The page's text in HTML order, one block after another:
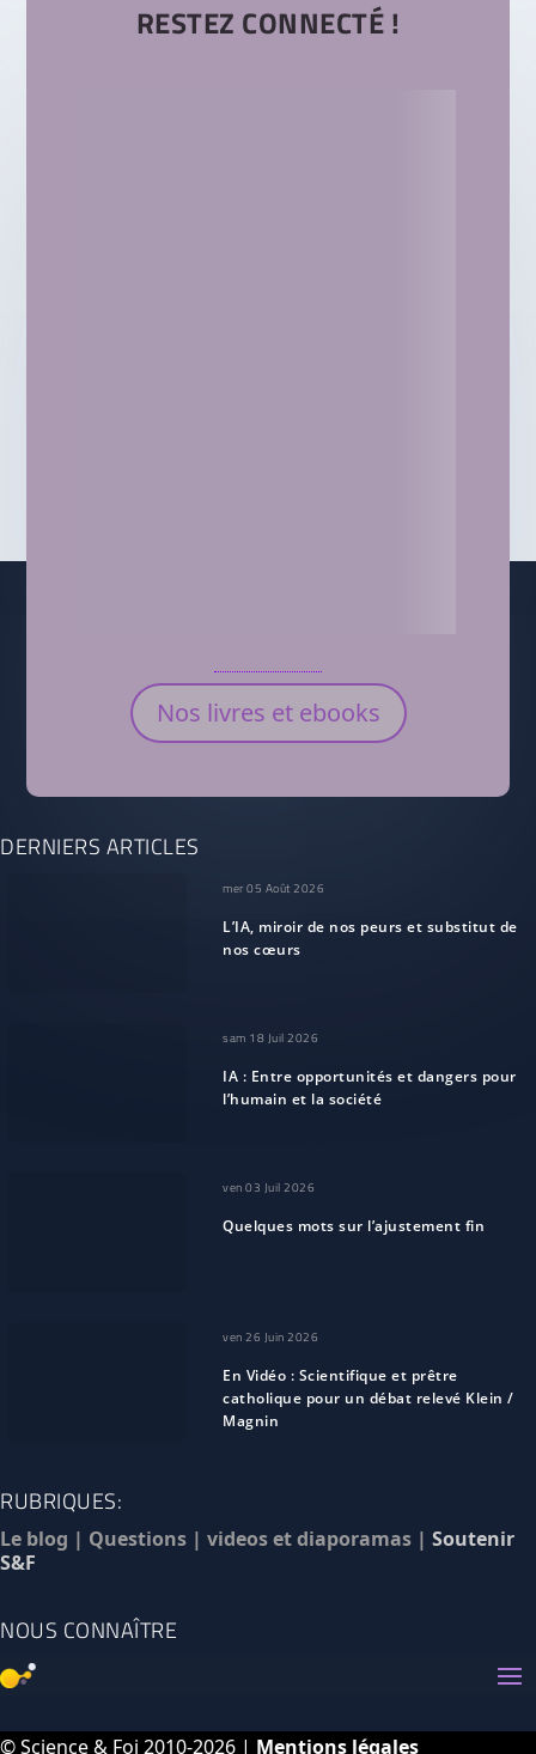
RESTEZ CONNECTÉ !
Nos livres et ebooks
DERNIERS ARTICLES
mer 05 Août 2026
L’IA, miroir de nos peurs et substitut de
nos cœurs
sam 18 Juil 2026
IA : Entre opportunités et dangers pour
l’humain et la société
ven 03 Juil 2026
Quelques mots sur l’ajustement fin
ven 26 Juin 2026
En Vidéo : Scientifique et prêtre
catholique pour un débat relevé Klein /
Magnin
RUBRIQUES:
Le blog | Questions | videos et diaporamas | Soutenir
S&F
NOUS CONNAÎTRE
© Science & Foi 2010-2026 | Mentions légales